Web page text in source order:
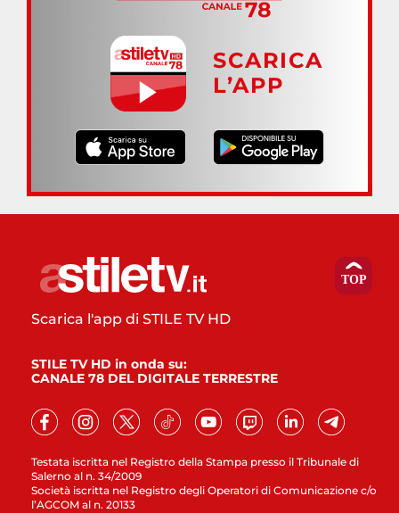
SCARICA
L’APP
Testata iscritta nel Registro della Stampa presso il Tribunale di
Salerno al n. 34/2009
Società iscritta nel Registro degli Operatori di Comunicazione c/o
l’AGCOM al n. 20133
Scarica l'app di STILE TV HD
STILE TV HD in onda su:
CANALE 78 DEL DIGITALE TERRESTRE